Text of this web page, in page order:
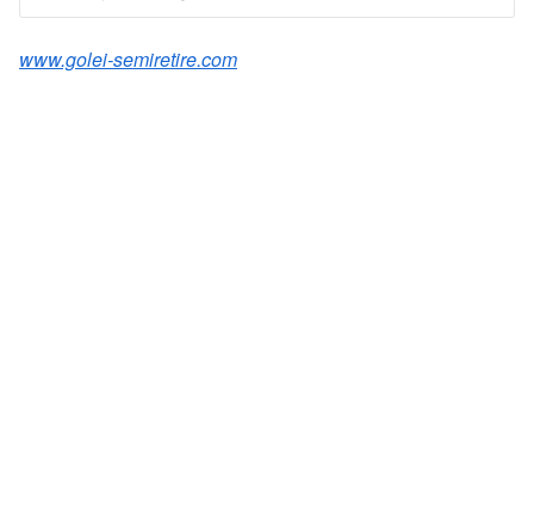
www.golei-semiretire.com